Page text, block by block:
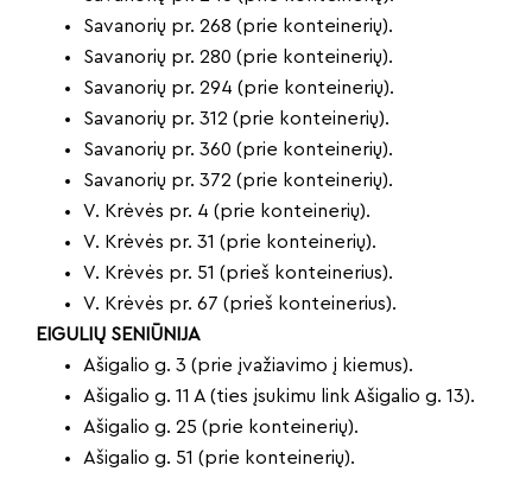
Savanorių pr. 268 (prie konteinerių).
Savanorių pr. 280 (prie konteinerių).
Savanorių pr. 294 (prie konteinerių).
Savanorių pr. 312 (prie konteinerių).
Savanorių pr. 360 (prie konteinerių).
Savanorių pr. 372 (prie konteinerių).
V. Krėvės pr. 4 (prie konteinerių).
V. Krėvės pr. 31 (prie konteinerių).
V. Krėvės pr. 51 (prieš konteinerius).
V. Krėvės pr. 67 (prieš konteinerius).
EIGULIŲ SENIŪNIJA
Ašigalio g. 3 (prie įvažiavimo į kiemus).
Ašigalio g. 11 A (ties įsukimu link Ašigalio g. 13).
Ašigalio g. 25 (prie konteinerių).
Ašigalio g. 51 (prie konteinerių).